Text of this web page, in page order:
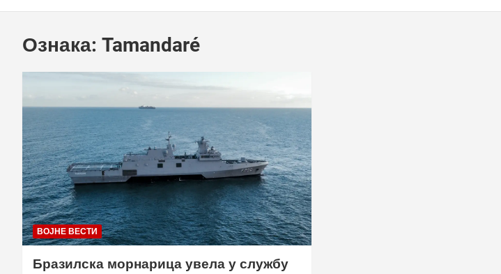
Ознака: Tamandaré
ВОЈНЕ ВЕСТИ
Бразилска морнарица увела у службу